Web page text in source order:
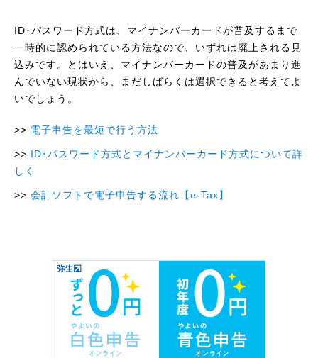
ID･パスワード方式は、マイナンバーカードが普及するまで
一時的に認められている方法なので、いずれは廃止される見
込みです。とはいえ、マイナンバーカードの普及があまり進
んでいない現状から、まだしばらくは選択できると考えてよ
いでしょう。
電子申告を最短で行う方法
ID･パスワード方式とマイナンバーカード方式について詳
しく
会計ソフトで電子申告する流れ【e-Tax】